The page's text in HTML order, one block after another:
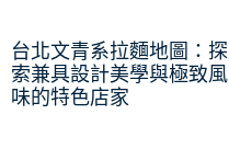
台北文青系拉麵地圖：探
索兼具設計美學與極致風
味的特色店家